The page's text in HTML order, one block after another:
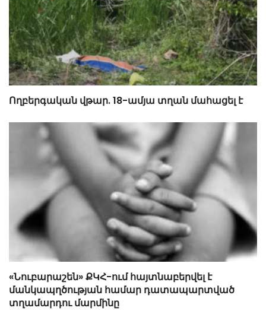
Ողբերգական վթար. 18-ամյա տղան մահացել է
«Նուբարաշեն» ՔԿՀ-ում հայտնաբերվել է
մանկապղծության համար դատապարտված
տղամարդու մարմինը